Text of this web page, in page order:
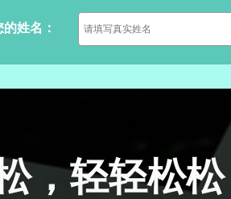
的姓名：
，轻轻松松